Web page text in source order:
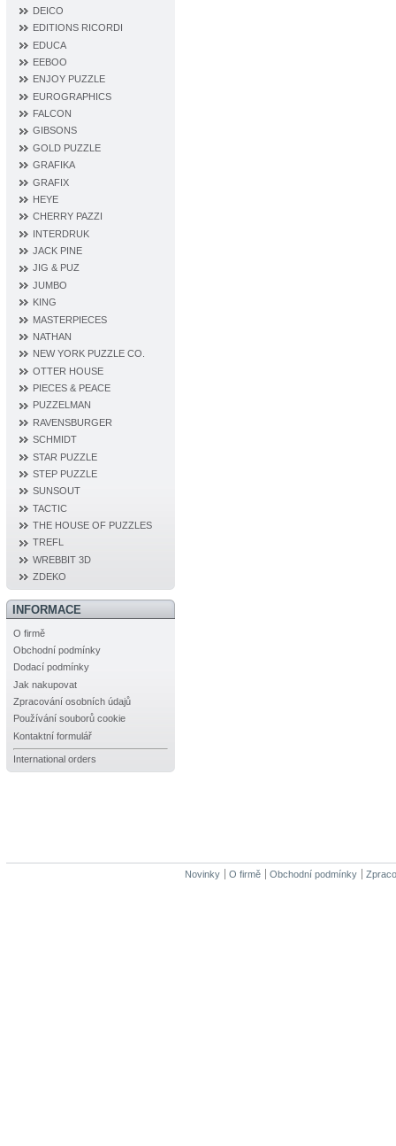
DEICO
EDITIONS RICORDI
EDUCA
EEBOO
ENJOY PUZZLE
EUROGRAPHICS
FALCON
GIBSONS
GOLD PUZZLE
GRAFIKA
GRAFIX
HEYE
CHERRY PAZZI
INTERDRUK
JACK PINE
JIG & PUZ
JUMBO
KING
MASTERPIECES
NATHAN
NEW YORK PUZZLE CO.
OTTER HOUSE
PIECES & PEACE
PUZZELMAN
RAVENSBURGER
SCHMIDT
STAR PUZZLE
STEP PUZZLE
SUNSOUT
TACTIC
THE HOUSE OF PUZZLES
TREFL
WREBBIT 3D
ZDEKO
INFORMACE
O firmě
Obchodní podmínky
Dodací podmínky
Jak nakupovat
Zpracování osobních údajů
Používání souborů cookie
Kontaktní formulář
International orders
Novinky O firmě Obchodní podmínky